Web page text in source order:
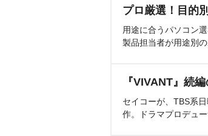
プロ厳選！目的
用途に合うパソコン
製品担当者が用途別
『VIVANT』続
セイコーが、TBS系
作。ドラマプロデュ